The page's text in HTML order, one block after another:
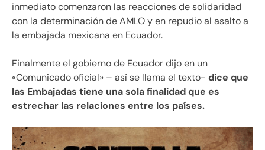
inmediato comenzaron las reacciones de solidaridad
con la determinación de AMLO y en repudio al asalto a
la embajada mexicana en Ecuador.
Finalmente el gobierno de Ecuador dijo en un
«Comunicado oficial» – así se llama el texto- dice que
las Embajadas tiene una sola finalidad que es
estrechar las relaciones entre los países.